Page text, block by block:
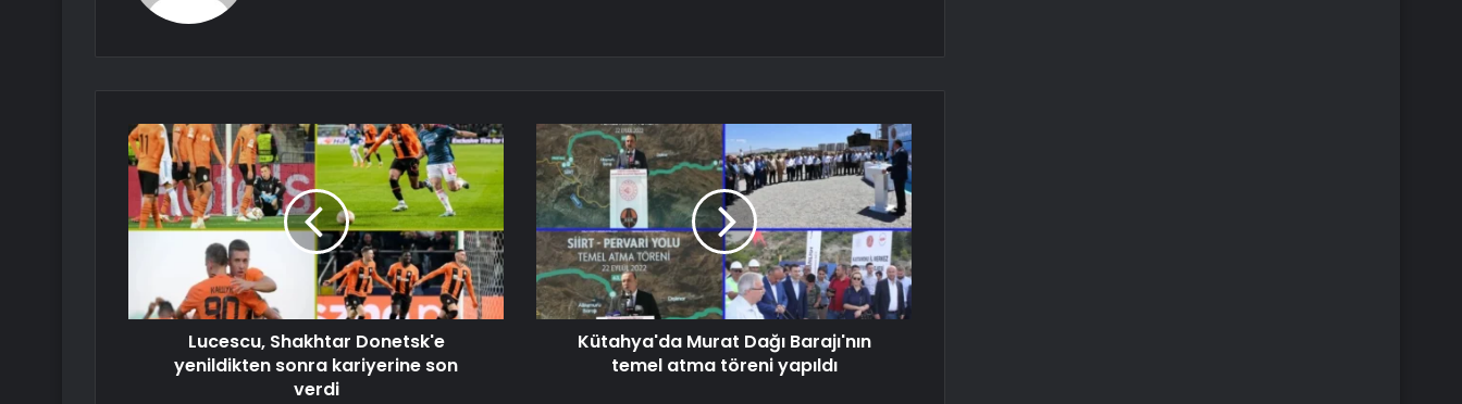
Lucescu, Shakhtar Donetsk'e
yenildikten sonra kariyerine son
verdi
Kütahya'da Murat Dağı Barajı'nın
temel atma töreni yapıldı